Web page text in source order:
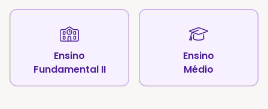
Ensino
Fundamental II
Ensino
Médio